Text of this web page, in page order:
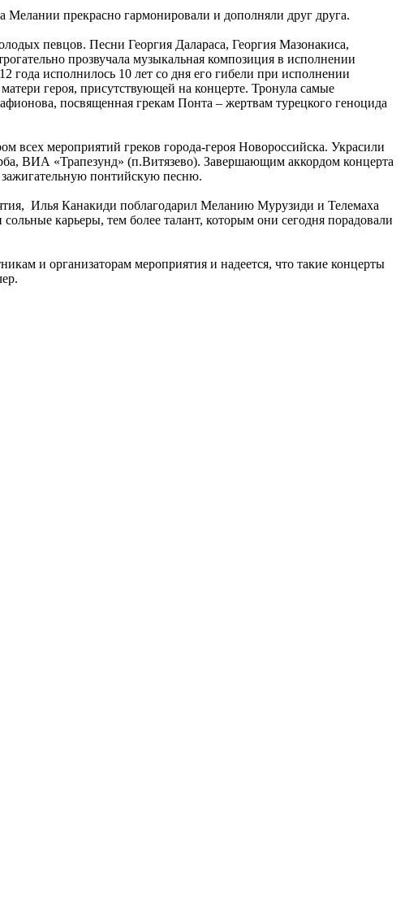
прекрасно гармонировали и дополняли друг друга.
певцов. Песни Георгия Далараса, Георгия Мазонакиса,
прозвучала музыкальная композиция в исполнении
года исполнилось 10 лет со дня его гибели при исполнении
героя, присутствующей на концерте. Тронула самые
посвященная грекам Понта – жертвам турецкого геноцида
мероприятий греков города-героя Новороссийска. Украсили
ВИА «Трапезунд» (п.Витязево). Завершающим аккордом концерта
понтийскую песню.
Илья Канакиди поблагодарил Меланию Мурузиди и Телемаха
карьеры, тем более талант, которым они сегодня порадовали
и организаторам мероприятия и надеется, что такие концерты